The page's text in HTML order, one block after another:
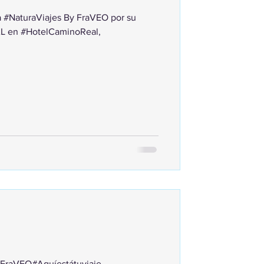
By FraVEO por su
en #HotelCaminoReal,